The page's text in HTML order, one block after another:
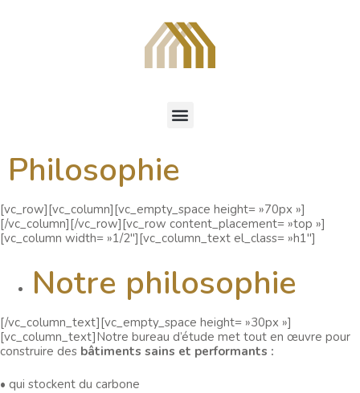
Philosophie
[vc_row][vc_column][vc_empty_space height= »70px »]
[/vc_column][/vc_row][vc_row content_placement= »top »]
[vc_column width= »1/2″][vc_column_text el_class= »h1″]
Notre philosophie
[/vc_column_text][vc_empty_space height= »30px »]
[vc_column_text]Notre bureau d’étude met tout en œuvre pour
construire des bâtiments sains et performants :
• qui stockent du carbone